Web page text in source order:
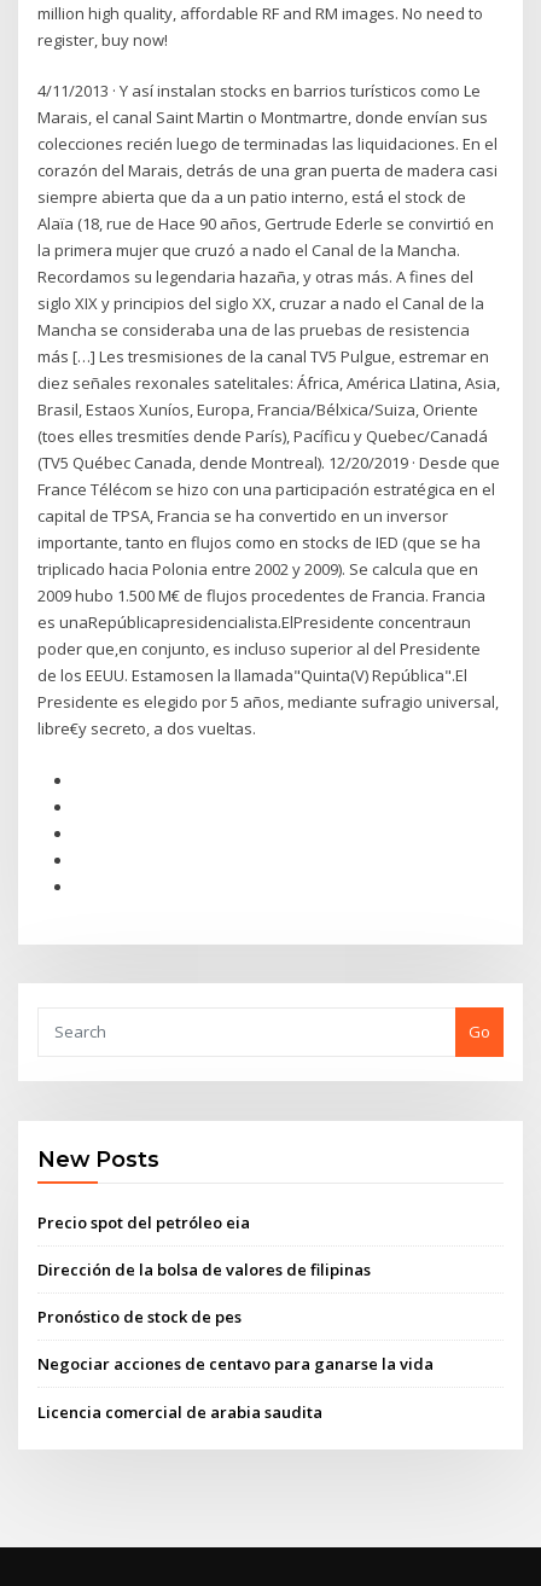
million high quality, affordable RF and RM images. No need to
register, buy now!
4/11/2013 · Y así instalan stocks en barrios turísticos como Le
Marais, el canal Saint Martin o Montmartre, donde envían sus
colecciones recién luego de terminadas las liquidaciones. En el
corazón del Marais, detrás de una gran puerta de madera casi
siempre abierta que da a un patio interno, está el stock de
Alaïa (18, rue de Hace 90 años, Gertrude Ederle se convirtió en
la primera mujer que cruzó a nado el Canal de la Mancha.
Recordamos su legendaria hazaña, y otras más. A fines del
siglo XIX y principios del siglo XX, cruzar a nado el Canal de la
Mancha se consideraba una de las pruebas de resistencia
más […] Les tresmisiones de la canal TV5 Pulgue, estremar en
diez señales rexonales satelitales: África, América Llatina, Asia,
Brasil, Estaos Xuníos, Europa, Francia/Bélxica/Suiza, Oriente
(toes elles tresmitíes dende París), Pacíficu y Quebec/Canadá
(TV5 Québec Canada, dende Montreal). 12/20/2019 · Desde que
France Télécom se hizo con una participación estratégica en el
capital de TPSA, Francia se ha convertido en un inversor
importante, tanto en flujos como en stocks de IED (que se ha
triplicado hacia Polonia entre 2002 y 2009). Se calcula que en
2009 hubo 1.500 M€ de flujos procedentes de Francia. Francia
es unaRepúblicapresidencialista.ElPresidente concentraun
poder que,en conjunto, es incluso superior al del Presidente
de los EEUU. Estamosen la llamada"Quinta(V) República".El
Presidente es elegido por 5 años, mediante sufragio universal,
libre€y secreto, a dos vueltas.
Go
New Posts
Precio spot del petróleo eia
Dirección de la bolsa de valores de filipinas
Pronóstico de stock de pes
Negociar acciones de centavo para ganarse la vida
Licencia comercial de arabia saudita